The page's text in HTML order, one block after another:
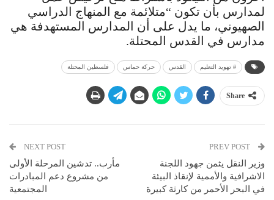
لمدارس بأن تكون “متلائمة مع المنهاج الدراسي
الصهيوني، ما يدل على أن المدارس المستهدفة هي
مدارس في القدس المحتلة.
# تهويد التعليم القدس حركة حماس فلسطين المحتلة
Share
وزير النقل يثمن جهود اللجنة
الاشرافية والأممية لإنقاذ البيئة
في البحر الأحمر من كارثة كبيرة
NEXT POST
مأرب.. تدشين المرحلة الأولى
من مشروع دعم المبادرات
المجتمعية